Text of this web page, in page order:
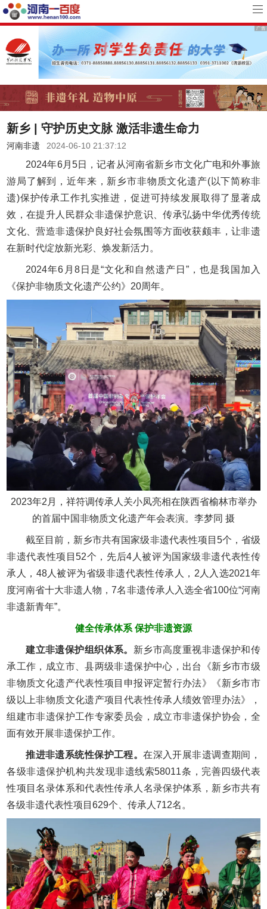
新乡 | 守护历史文脉 激活非遗生命力
河南非遗 2024-06-10 21:37:12
2024年6月5日，记者从河南省新乡市文化广电和外事旅
游局了解到，近年来，新乡市非物质文化遗产(以下简称非
遗)保护传承工作扎实推进，促进可持续发展取得了显著成
效，在提升人民群众非遗保护意识、传承弘扬中华优秀传统
文化、营造非遗保护良好社会氛围等方面收获颇丰，让非遗
在新时代绽放新光彩、焕发新活力。
2024年6月8日是“文化和自然遗产日”，也是我国加入
《保护非物质文化遗产公约》20周年。
2023年2月，祥符调传承人关小凤亮相在陕西省榆林市举办
的首届中国非物质文化遗产年会表演。李梦同 摄
截至目前，新乡市共有国家级非遗代表性项目5个，省级
非遗代表性项目52个，先后4人被评为国家级非遗代表性传
承人，48人被评为省级非遗代表性传承人，2人入选2021年
度河南省十大非遗人物，7名非遗传承人入选全省100位“河南
非遗新青年”。
健全传承体系 保护非遗资源
建立非遗保护组织体系。 新乡市高度重视非遗保护和传
承工作，成立市、县两级非遗保护中心，出台《新乡市市级
非物质文化遗产代表性项目申报评定暂行办法》《新乡市市
级以上非物质文化遗产项目代表性传承人绩效管理办法》，
组建市非遗保护工作专家委员会，成立市非遗保护协会，全
面有效开展非遗保护工作。
推进非遗系统性保护工程。在深入开展非遗调查期间，
各级非遗保护机构共发现非遗线索58011条，完善四级代表
性项目名录体系和代表性传承人名录保护体系，新乡市共有
各级非遗代表性项目629个、传承人712名。